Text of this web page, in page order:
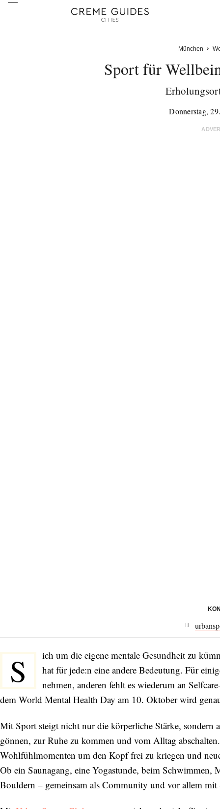
München
Sport für
Donnerstag,
S
ich um die eigene mentale Gesundheit zu
hat für jede:n eine andere Bedeutung. Für
nehmen, anderen fehlt es wiederum an
dem World Mental Health Day am 10. Oktober wird
Mit Sport steigt nicht nur die körperliche Stärke, sondern
gönnen, zur Ruhe zu kommen und vom Alltag
Wohlfühlmomenten um den Kopf frei zu kriegen und
Ob ein Saunagang, eine Yogastunde, beim
Bouldern – gemeinsam als Community und vor allem